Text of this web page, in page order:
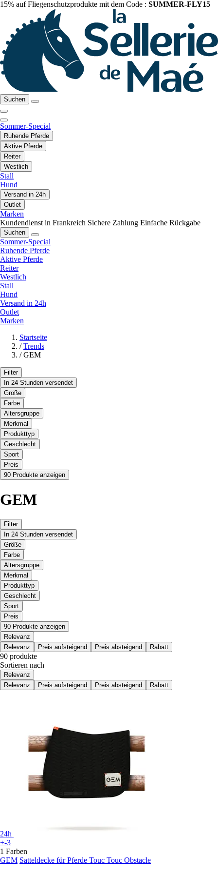
15% auf Fliegenschutzprodukte mit dem Code : SUMMER-FLY15
Suchen
Sommer-Special
Ruhende Pferde
Aktive Pferde
Reiter
Westlich
Stall
Hund
Versand in 24h
Outlet
Marken
Kundendienst in Frankreich Sichere Zahlung Einfache Rückgabe
Suchen
Sommer-Special
Ruhende Pferde
Aktive Pferde
Reiter
Westlich
Stall
Hund
Versand in 24h
Outlet
Marken
Startseite
/ Trends
/ GEM
Filter
In 24 Stunden versendet
Größe
Farbe
Altersgruppe
Merkmal
Produkttyp
Geschlecht
Sport
Preis
90 Produkte anzeigen
GEM
Filter
In 24 Stunden versendet
Größe
Farbe
Altersgruppe
Merkmal
Produkttyp
Geschlecht
Sport
Preis
90 Produkte anzeigen
Relevanz
Relevanz
Preis aufsteigend Preis absteigend Rabatt
90 produkte
Sortieren nach
Relevanz
Relevanz
Preis aufsteigend Preis absteigend Rabatt
24h
+-3
1 Farben
GEM Satteldecke für Pferde Touc Touc Obstacle